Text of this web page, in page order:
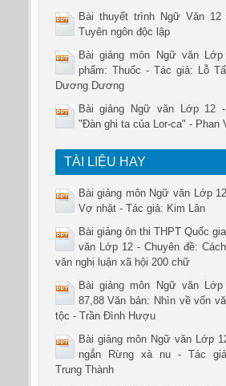
Bài thuyết trình Ngữ Văn 12
Tuyên ngôn độc lập
Bài giảng môn Ngữ văn
phẩm: Thuốc - Tác giả: Lỗ
Dương Dương
Bài giảng Ngữ văn Lớp 12
"Đàn ghi ta của Lor-ca" - Phan
TÀI LIỆU HAY
Bài giảng môn Ngữ văn Lớp
Vợ nhặt - Tác giả: Kim Lân
Bài giảng ôn thi THPT Quốc
văn Lớp 12 - Chuyên đề:
văn nghị luận xã hội 200 chữ
Bài giảng môn Ngữ văn
87,88 Văn bản: Nhìn về vốn
tộc - Trần Đình Hượu
Bài giảng môn Ngữ văn Lớp
ngắn Rừng xà nu - Tác
Trung Thành